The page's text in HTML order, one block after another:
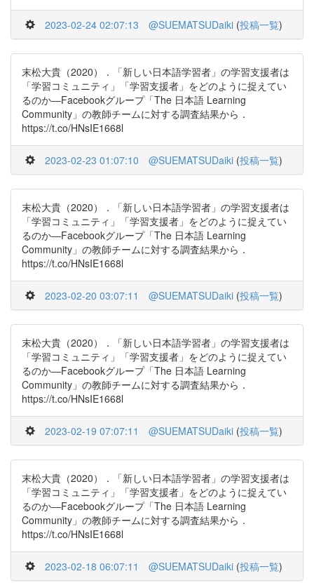
2023-02-24 02:07:13 @SUEMATSUDaiki (投稿一覧)
末松大貴（2020）．「新しい日本語学習者」の学習支援者は
「学習コミュニティ」「学習支援者」をどのように捉えてい
るのか―Facebookグループ「The 日本語 Learning
Community」の教師チームに対する調査結果から．
https://t.co/HNsIE1668l
2023-02-23 01:07:10 @SUEMATSUDaiki (投稿一覧)
末松大貴（2020）．「新しい日本語学習者」の学習支援者は
「学習コミュニティ」「学習支援者」をどのように捉えてい
るのか―Facebookグループ「The 日本語 Learning
Community」の教師チームに対する調査結果から．
https://t.co/HNsIE1668l
2023-02-20 03:07:11 @SUEMATSUDaiki (投稿一覧)
末松大貴（2020）．「新しい日本語学習者」の学習支援者は
「学習コミュニティ」「学習支援者」をどのように捉えてい
るのか―Facebookグループ「The 日本語 Learning
Community」の教師チームに対する調査結果から．
https://t.co/HNsIE1668l
2023-02-19 07:07:11 @SUEMATSUDaiki (投稿一覧)
末松大貴（2020）．「新しい日本語学習者」の学習支援者は
「学習コミュニティ」「学習支援者」をどのように捉えてい
るのか―Facebookグループ「The 日本語 Learning
Community」の教師チームに対する調査結果から．
https://t.co/HNsIE1668l
2023-02-18 06:07:11 @SUEMATSUDaiki (投稿一覧)